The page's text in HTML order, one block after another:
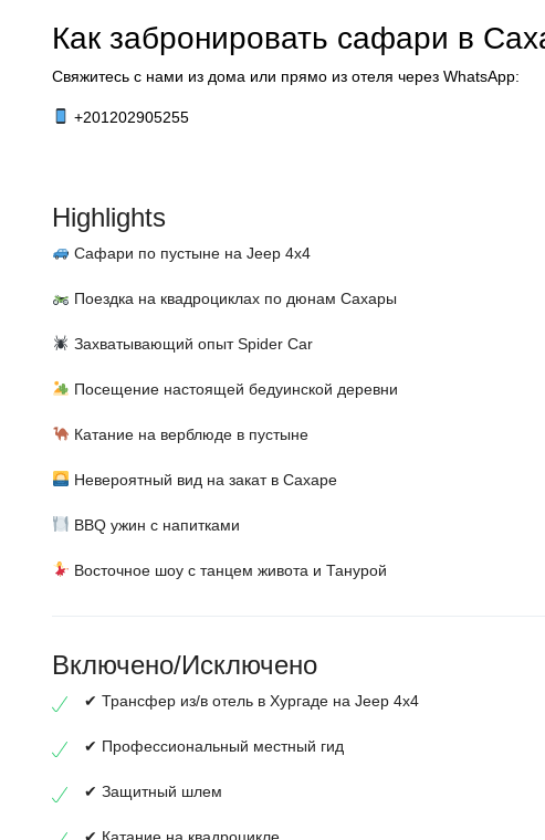
Как забронировать сафари в
Свяжитесь с нами из дома или прямо из отеля через WhatsApp:
+201202905255
Highlights
Сафари по пустыне на Jeep 4x4
Поездка на квадроциклах по дюнам Сахары
Захватывающий опыт Spider Car
Посещение настоящей бедуинской деревни
Катание на верблюде в пустыне
Невероятный вид на закат в Сахаре
BBQ ужин с напитками
Восточное шоу с танцем живота и Танурой
Включено/Исключено
✔ Трансфер из/в отель в Хургаде на Jeep 4x4
✔ Профессиональный местный гид
✔ Защитный шлем